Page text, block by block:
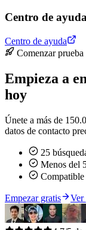
Centro de ayuda
Centro de ayuda
Comenzar prueba
Empieza a
hoy
Únete a más de
datos de contacto
25
Menos del
Empezar gratis Ver